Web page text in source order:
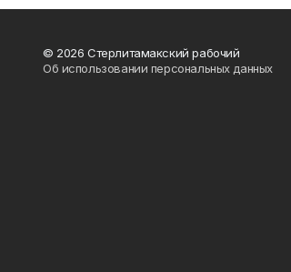
© 2026 Стерлитамакский рабочий
Об использовании персональных данных